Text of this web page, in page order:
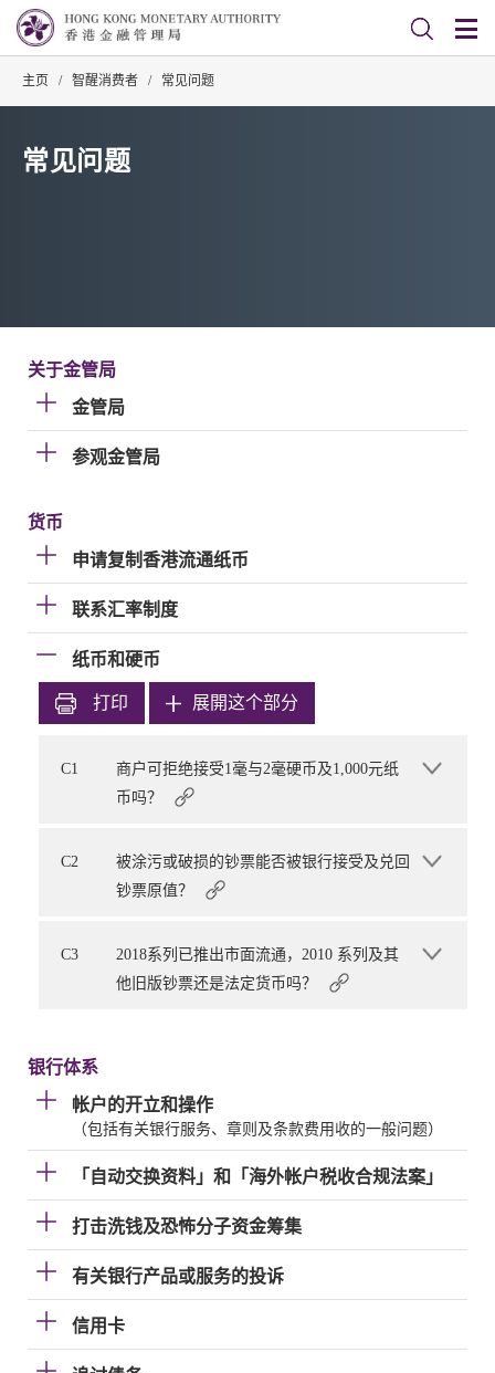
主页 / 智醒消费者 / 常见问题
常见问题
关于金管局
金管局
参观金管局
货币
申请复制香港流通纸币
联系汇率制度
纸币和硬币
打印 展開这个部分
C1
商户可拒绝接受1毫与2毫硬币及1,000元纸
币吗？
C2
被涂污或破损的钞票能否被银行接受及兑回
钞票原值？
C3
2018系列已推出市面流通，2010 系列及其
他旧版钞票还是法定货币吗？
银行体系
帐户的开立和操作
（包括有关银行服务、章则及条款费用收的一般问题）
「自动交换资料」和「海外帐户税收合规法案」
打击洗钱及恐怖分子资金筹集
有关银行产品或服务的投诉
信用卡